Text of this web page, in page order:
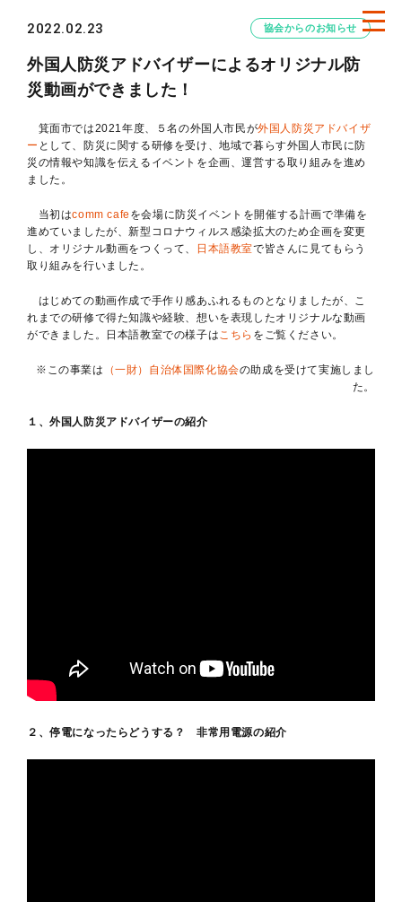
2022.02.23 協会からのお知らせ
外国人防災アドバイザーによるオリジナル防
災動画ができました！
箕面市では2021年度、５名の外国人市民が外国人防災アドバイザ
ー として、防災に関する研修を受け、地域で暮らす外国人市民に防
災の情報や知識を伝えるイベントを企画、運営する取り組みを進め
ました。
当初はcomm cafe を会場に防災イベントを開催する計画で準備を
進めていましたが、新型コロナウィルス感染拡大のため企画を変更
し、オリジナル動画をつくって、
日本語教室で皆さんに見てもらう
取り組みを行いました。
はじめての動画作成で手作り感あふれるものとなりましたが、こ
れまでの研修で得た知識や経験、想いを表現したオリジナルな動画
ができました。日本語教室での様子はこちら をご覧ください。
※この事業は （一財）自治体国際化協会の助成を受けて実施しまし
た。
１、外国人防災アドバイザーの紹介
２、停電になったらどうする？ 非常用電源の紹介